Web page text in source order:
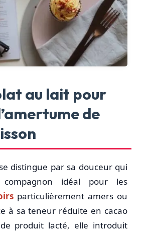
au lait pour
de
distingue par sa douceur qui
idéal pour les
particulièrement amers ou
à sa teneur réduite en cacao
produit lacté, elle introduit